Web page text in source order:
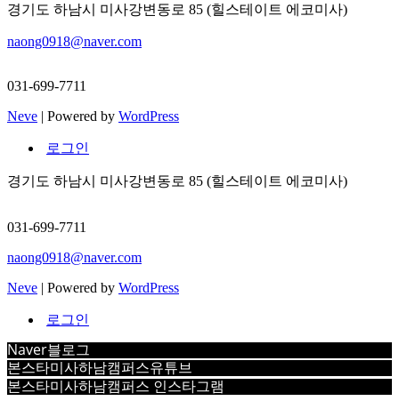
경기도 하남시 미사강변동로 85 (힐스테이트 에코미사)
naong0918@naver.com
031-699-7711
Neve | Powered by WordPress
로그인
경기도 하남시 미사강변동로 85 (힐스테이트 에코미사)
031-699-7711
naong0918@naver.com
Neve | Powered by WordPress
로그인
Naver블로그
본스타미사하남캠퍼스유튜브
본스타미사하남캠퍼스 인스타그램